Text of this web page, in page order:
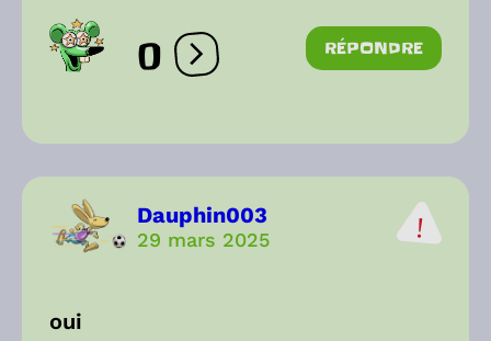
0 Ouvrir les réactions
RÉPONDRE
Dauphin003
29 mars 2025
oui